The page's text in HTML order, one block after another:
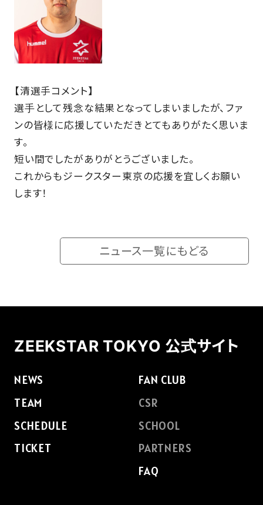
PARTNERS
SHOP
CONTACT
お問い合わせ
CSRのご依頼
【清選手コメント】
選手として残念な結果となってしまいましたが、ファ
ンの皆様に応援していただきとてもありがたく思いま
す。
短い間でしたがありがとうございました。
これからもジークスター東京の応援を宜しくお願い
します！
ニュース一覧にもどる
ZEEKSTAR TOKYO 公式サイト
NEWS
TEAM
SCHEDULE
TICKET
FAN CLUB
CSR
SCHOOL
PARTNERS
FAQ